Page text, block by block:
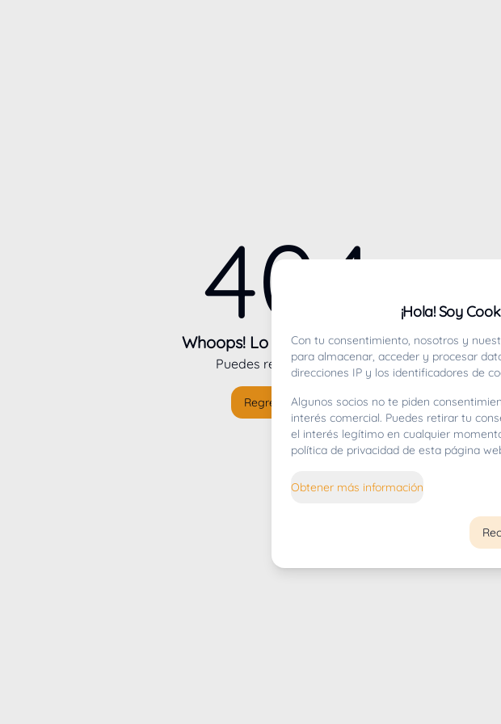
404
Whoops! Lo sentimos mucho.
Puedes regresar alinicio
Regresar al inicio
¡Hola! Soy
Con tu consentimiento, nosotros y
para almacenar, acceder y procesar
direcciones IP y los identificadores de
Algunos socios no te piden
interés comercial. Puedes retirar tu
el interés legítimo en cualquier
política de privacidad de esta página
Obtener más información